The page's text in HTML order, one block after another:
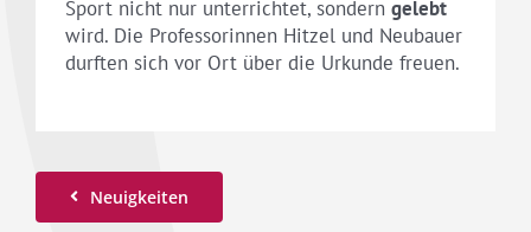
Sport nicht nur unterrichtet, sonderngelebt
wird. Die Professorinnen Hitzel und Neubauer
durften sich vor Ort über die Urkunde freuen.
Neuigkeiten